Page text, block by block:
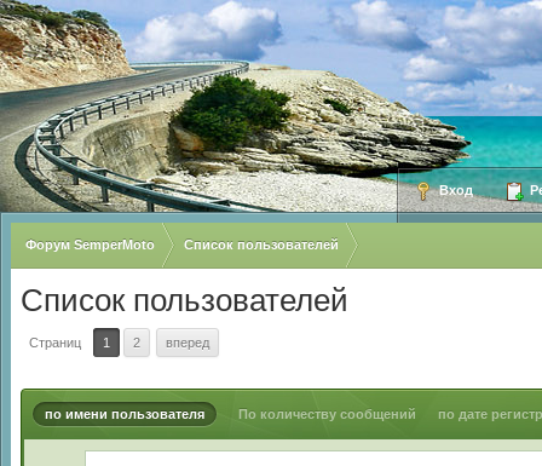
Вход
Форум SemperMoto Список пользователей
Список пользователей
Страниц 1 2 вперед
по имени пользователя По количеству сообщений по дате